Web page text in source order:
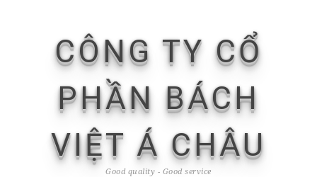
navigationCÔNG TY CỔ
PHẦN BÁCH
VIỆT Á CHÂU
Good quality - Good service